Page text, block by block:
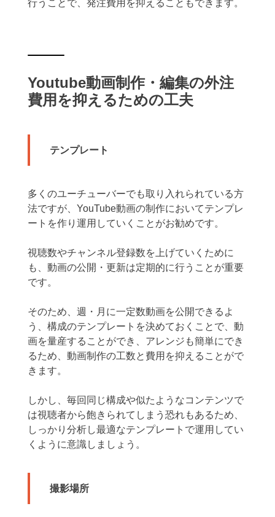
行うことで、発注費用を抑えることもできます。
Youtube動画制作・編集の外注
費用を抑えるための工夫
テンプレート
多くのユーチューバーでも取り入れられている方
法ですが、YouTube動画の制作においてテンプレ
ートを作り運用していくことがお勧めです。
視聴数やチャンネル登録数を上げていくために
も、動画の公開・更新は定期的に行うことが重要
です。
そのため、週・月に一定数動画を公開できるよ
う、構成のテンプレートを決めておくことで、動
画を量産することができ、アレンジも簡単にでき
るため、動画制作の工数と費用を抑えることがで
きます。
しかし、毎回同じ構成や似たようなコンテンツで
は視聴者から飽きられてしまう恐れもあるため、
しっかり分析し最適なテンプレートで運用してい
くように意識しましょう。
撮影場所